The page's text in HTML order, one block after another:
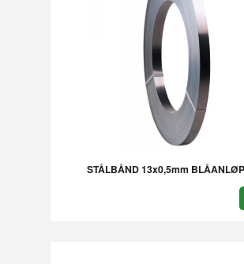
STÅLBÅND 13x0,5mm